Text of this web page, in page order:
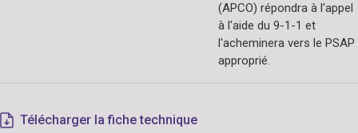
(APCO) répondra à l'appel
à l'aide du 9-1-1 et
l'acheminera vers le PSAP
approprié.
Télécharger la fiche technique